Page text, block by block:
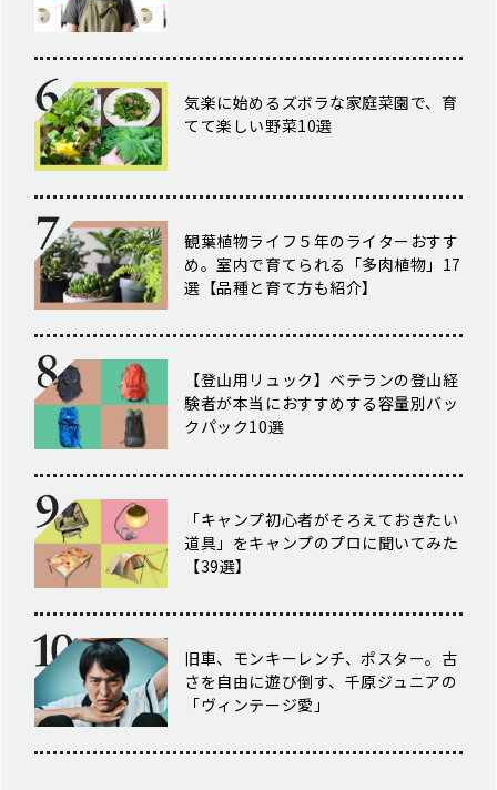
気楽に始めるズボラな家庭菜園で、育
てて楽しい野菜10選
観葉植物ライフ５年のライターおすす
め。室内で育てられる「多肉植物」17
選【品種と育て方も紹介】
【登山用リュック】ベテランの登山経
験者が本当におすすめする容量別バッ
クパック10選
「キャンプ初心者がそろえておきたい
道具」をキャンプのプロに聞いてみた
【39選】
旧車、モンキーレンチ、ポスター。古
さを自由に遊び倒す、千原ジュニアの
「ヴィンテージ愛」